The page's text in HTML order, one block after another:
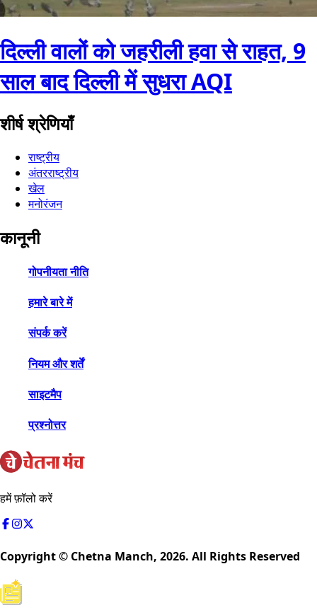
दिल्ली वालों को जहरीली हवा से राहत, 9
साल बाद दिल्ली में सुधरा AQI
शीर्ष श्रेणियाँ
राष्ट्रीय
अंतरराष्ट्रीय
खेल
मनोरंजन
कानूनी
गोपनीयता नीति
हमारे बारे में
संपर्क करें
नियम और शर्तें
साइटमैप
प्रश्नोत्तर
हमें फ़ॉलो करें
Copyright © Chetna Manch, 2026. All Rights Reserved